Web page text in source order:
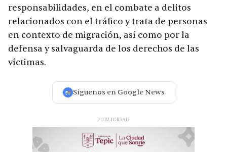
responsabilidades, en el combate a delitos
relacionados con el tráfico y trata de personas
en contexto de migración, así como por la
defensa y salvaguarda de los derechos de las
víctimas.
Síguenos en Google News
PUBLICIDAD